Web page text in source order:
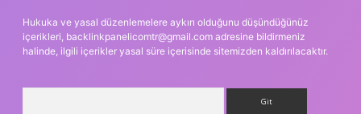
Hukuka ve yasal düzenlemelere aykırı olduğunu düşündüğünüz
içerikleri, backlinkpanelicomtr@gmail.com adresine bildirmeniz
halinde, ilgili içerikler yasal süre içerisinde sitemizden kaldırılacaktır.